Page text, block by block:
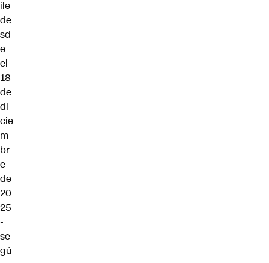
ile
de
sd
e
el
18
de
di
cie
m
br
e
de
20
25
-
se
gú